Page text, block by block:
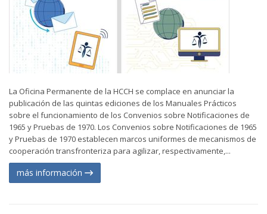
La Oficina Permanente de la HCCH se complace en anunciar la
publicación de las quintas ediciones de los Manuales Prácticos
sobre el funcionamiento de los Convenios sobre Notificaciones de
1965 y Pruebas de 1970. Los Convenios sobre Notificaciones de 1965
y Pruebas de 1970 establecen marcos uniformes de mecanismos de
cooperación transfronteriza para agilizar, respectivamente,...
más información